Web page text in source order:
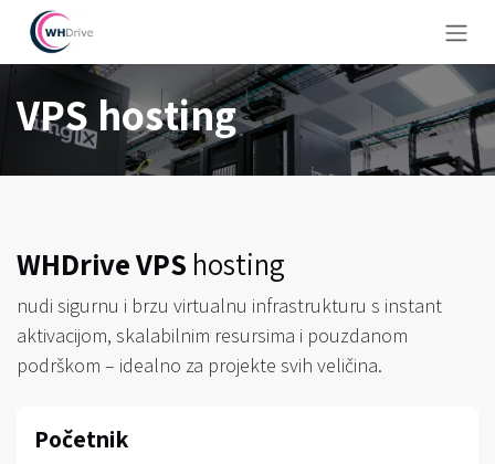
Skip to Content
VPS hosting
WHDriveVPS hosting
nudi sigurnu i brzu virtualnu infrastrukturu s instant
aktivacijom, skalabilnim resursima i pouzdanom
podrškom – idealno za projekte svih veličina.
Početnik